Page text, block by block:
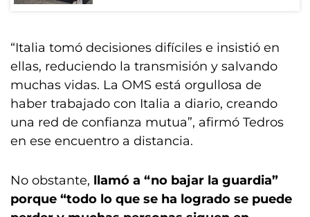
“Italia tomó decisiones difíciles e insistió en
ellas, reduciendo la transmisión y salvando
muchas vidas. La OMS está orgullosa de
haber trabajado con Italia a diario, creando
una red de confianza mutua”, afirmó Tedros
en ese encuentro a distancia.
No obstante, llamó a “no bajar la guardia”
porque “todo lo que se ha logrado se puede